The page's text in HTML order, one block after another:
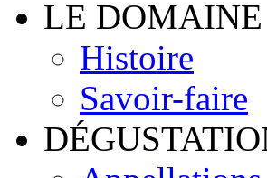
LE DOMAINE
Histoire
Savoir-faire